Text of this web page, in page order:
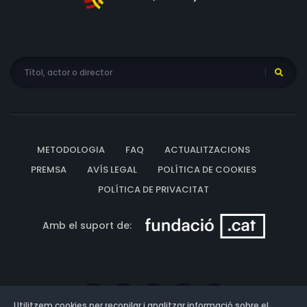
METODOLOGIA FAQ
ACTUALITZACIONS
PREMSA
AVÍS LEGAL
POLÍTICA DE COOKIES
POLÍTICA DE PRIVACITAT
Amb el suport de: